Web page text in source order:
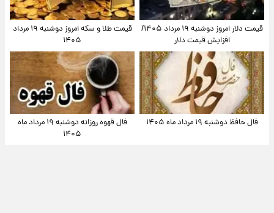
قیمت دلار امروز دوشنبه ۱۹ مرداد ۱۴۰۵/
افزایش قیمت دلار
قیمت طلا و سکه امروز دوشنبه ۱۹ مرداد
۱۴۰۵
فال حافظ دوشنبه ۱۹ مرداد ماه ۱۴۰۵
فال قهوه روزانه دوشنبه ۱۹ مرداد ماه
۱۴۰۵